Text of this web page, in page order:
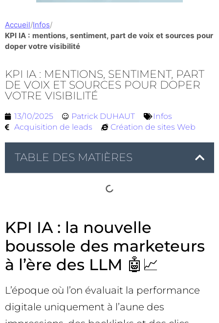
Accueil/Infos/
KPI IA : mentions, sentiment, part de voix et sources pour
doper votre visibilité
KPI IA : MENTIONS, SENTIMENT, PART
DE VOIX ET SOURCES POUR DOPER
VOTRE VISIBILITÉ
13/10/2025 Patrick DUHAUT
Infos
Acquisition de leads
Création de sites Web
TABLE DES MATIÈRES
KPI IA : la nouvelle
boussole des marketeurs
à l’ère des LLM 🤖📈
L’époque où l’on évaluait la performance
digitale uniquement à l’aune des